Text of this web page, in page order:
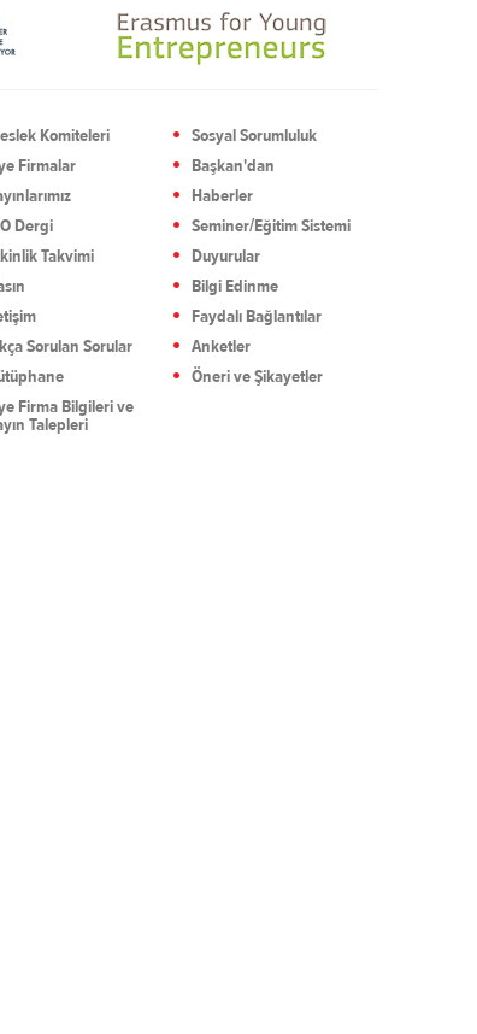
Komiteleri
Sosyal Sorumluluk
Firmalar
Başkan'dan
Haberler
Dergi
Seminer/Eğitim Sistemi
Takvimi
Duyurular
Bilgi Edinme
Faydalı Bağlantılar
Sorulan Sorular
Anketler
Öneri ve Şikayetler
Firma Bilgileri ve
Talepleri